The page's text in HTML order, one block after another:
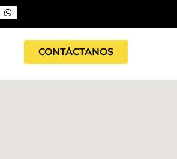
CONTÁCTANOS